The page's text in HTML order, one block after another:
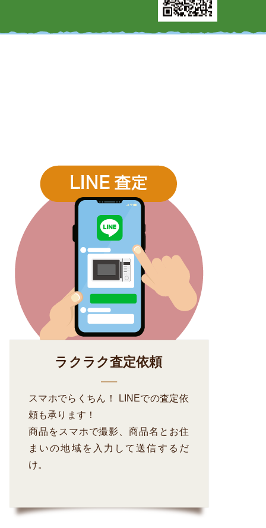
ラクラク査定依頼
スマホでらくちん！ LINEでの査定依
頼も承ります！
商品をスマホで撮影、商品名とお住
まいの地域を入力して送信するだ
け。